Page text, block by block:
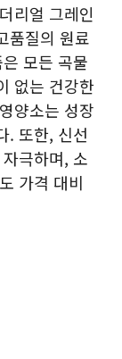
리얼 그레인
품질의 원료
모든 곡물
없는 건강한
양소는 성장
. 또한, 신선
극하며, 소
가격 대비